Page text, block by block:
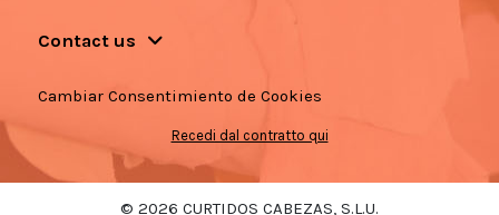
Contact us
Cambiar Consentimiento de Cookies
Recedi dal contratto qui
© 2026 CURTIDOS CABEZAS, S.L.U.